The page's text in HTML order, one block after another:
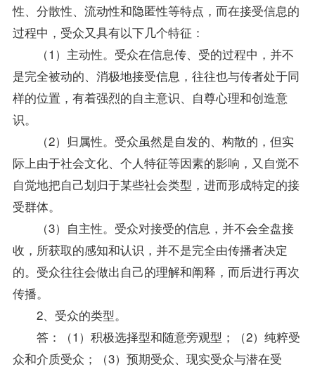
性、分散性、流动性和隐匿性等特点，而在接受信息的
过程中，受众又具有以下几个特征：
（1）主动性。受众在信息传、受的过程中，并不
是完全被动的、消极地接受信息，往往也与传者处于同
样的位置，有着强烈的自主意识、自尊心理和创造意
识。
（2）归属性。受众虽然是自发的、构散的，但实
际上由于社会文化、个人特征等因素的影响，又自觉不
自觉地把自己划归于某些社会类型，进而形成特定的接
受群体。
（3）自主性。受众对接受的信息，并不会全盘接
收，所获取的感知和认识，并不是完全由传播者决定
的。受众往往会做出自己的理解和阐释，而后进行再次
传播。
2、受众的类型。
答：（1）积极选择型和随意旁观型；（2）纯粹受
众和介质受众；（3）预期受众、现实受众与潜在受